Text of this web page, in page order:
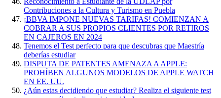
Contribuciones a la Cultura y Turismo en Puebla
¡BBVA IMPONE NUEVAS TARIFAS! COMIENZAN A
COBRAR A SUS PROPIOS CLIENTES POR RETIROS
EN CAJEROS EN 2024
Tenemos el Test perfecto para que descubras que Maestría
deberías estudiar
DISPUTA DE PATENTES AMENAZA A APPLE:
PROHÍBEN ALGUNOS MODELOS DE APPLE WATCH
EN EE. UU.
¿Aún estas decidiendo que estudiar? Realiza el siguiente test